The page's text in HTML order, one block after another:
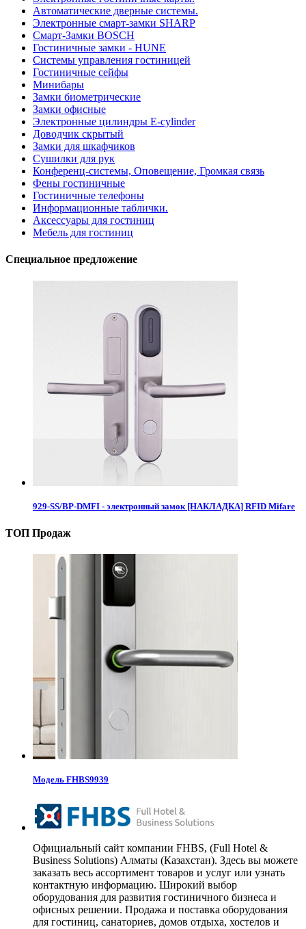
Автоматические дверные системы.
Электронные смарт-замки SHARP
Смарт-Замки BOSCH
Гостиничные замки - HUNE
Системы управления гостиницей
Гостиничные сейфы
Минибары
Замки биометрические
Замки офисные
Электронные цилиндры E-cylinder
Доводчик скрытый
Замки для шкафчиков
Сушилки для рук
Конференц-системы, Оповещение, Громкая связь
Фены гостиничные
Гостиничные телефоны
Информационные таблички.
Аксессуары для гостиниц
Мебель для гостиниц
Специальное предложение
929-SS/BP-DMFI - электронный замок [НАКЛАДКА] RFID Mifare
ТОП Продаж
Модель FHBS9939
Официальный сайт компании FHBS, (Full Hotel &
Business Solutions) Алматы (Казахстан). Здесь вы можете
заказать весь ассортимент товаров и услуг или узнать
контактную информацию. Широкий выбор
оборудования для развития гостиничного бизнеса и
офисных решении. Продажа и поставка оборудования
для гостиниц, санаториев, домов отдыха, хостелов и